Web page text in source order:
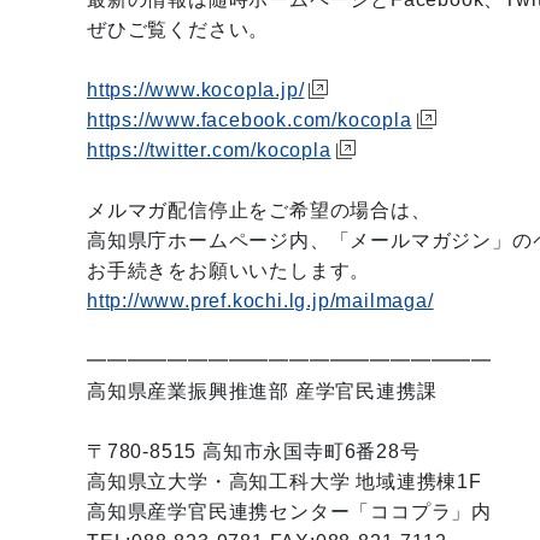
ぜひご覧ください。
https://www.kocopla.jp/
https://www.facebook.com/kocopla
https://twitter.com/kocopla
メルマガ配信停止をご希望の場合は、
高知県庁ホームページ内、「メールマガジン」の
お手続きをお願いいたします。
http://www.pref.kochi.lg.jp/mailmaga/
━━━━━━━━━━━━━━━━━━━━
高知県産業振興推進部 産学官民連携課
〒780-8515 高知市永国寺町6番28号
高知県立大学・高知工科大学 地域連携棟1F
高知県産学官民連携センター「ココプラ」内